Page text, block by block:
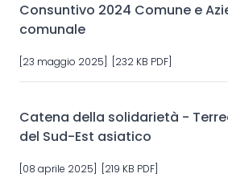
Consuntivo 2024 Comune e
comunale
[23 maggio 2025] [232 KB PDF]
Catena della solidarietà -
del Sud-Est asiatico
[08 aprile 2025] [219 KB PDF]